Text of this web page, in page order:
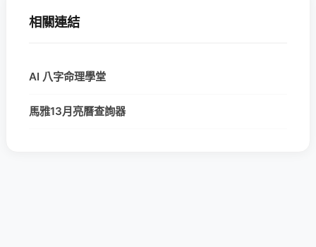
相關連結
AI 八字命理學堂
馬雅13月亮曆查詢器